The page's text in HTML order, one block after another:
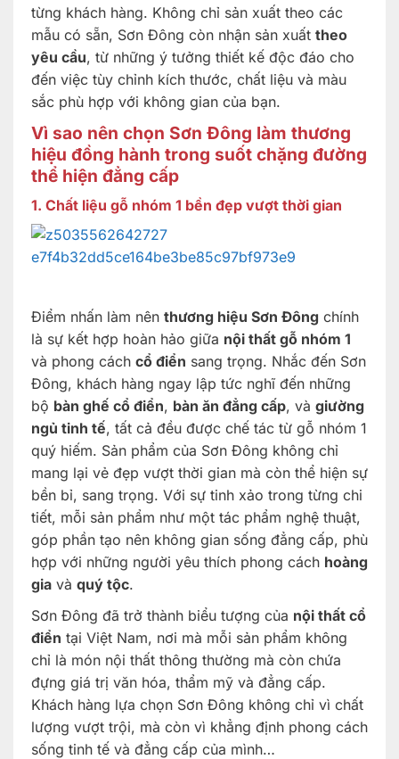
từng khách hàng. Không chỉ sản xuất theo các
mẫu có sẵn, Sơn Đông còn nhận sản xuất theo
yêu cầu, từ những ý tưởng thiết kế độc đáo cho
đến việc tùy chỉnh kích thước, chất liệu và màu
sắc phù hợp với không gian của bạn.
Vì sao nên chọn Sơn Đông làm thương
hiệu đồng hành trong suốt chặng đường
thể hiện đẳng cấp
1. Chất liệu gỗ nhóm 1 bền đẹp vượt thời gian
Điểm nhấn làm nên thương hiệu Sơn Đông chính
là sự kết hợp hoàn hảo giữa nội thất gỗ nhóm 1
và phong cách cổ điển sang trọng. Nhắc đến Sơn
Đông, khách hàng ngay lập tức nghĩ đến những
bộ bàn ghế cổ điển, bàn ăn đẳng cấp, và giường
ngủ tinh tế, tất cả đều được chế tác từ gỗ nhóm 1
quý hiếm. Sản phẩm của Sơn Đông không chỉ
mang lại vẻ đẹp vượt thời gian mà còn thể hiện sự
bền bỉ, sang trọng. Với sự tinh xảo trong từng chi
tiết, mỗi sản phẩm như một tác phẩm nghệ thuật,
góp phần tạo nên không gian sống đẳng cấp, phù
hợp với những người yêu thích phong cách hoàng
gia và quý tộc.
Sơn Đông đã trở thành biểu tượng của nội thất cổ
điển tại Việt Nam, nơi mà mỗi sản phẩm không
chỉ là món nội thất thông thường mà còn chứa
đựng giá trị văn hóa, thẩm mỹ và đẳng cấp.
Khách hàng lựa chọn Sơn Đông không chỉ vì chất
lượng vượt trội, mà còn vì khẳng định phong cách
sống tinh tế và đẳng cấp của mình…